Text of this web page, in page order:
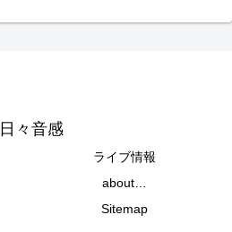
日々音感
ライブ情報
about…
Sitemap